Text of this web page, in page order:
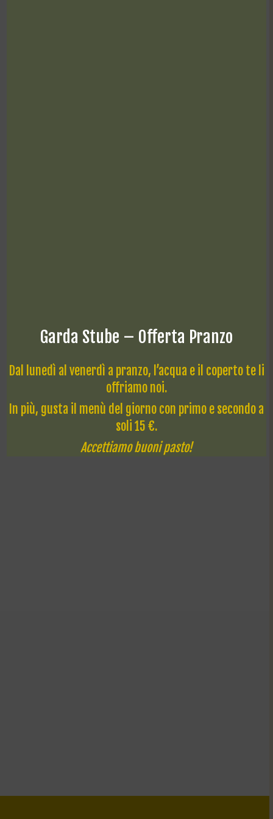
Garda Stube – Offerta Pranzo
Dal lunedì al venerdì a pranzo, l’acqua e il coperto te li
offriamo noi.
In più, gusta il menù del giorno con primo e secondo a
soli 15 €.
Accettiamo buoni pasto!